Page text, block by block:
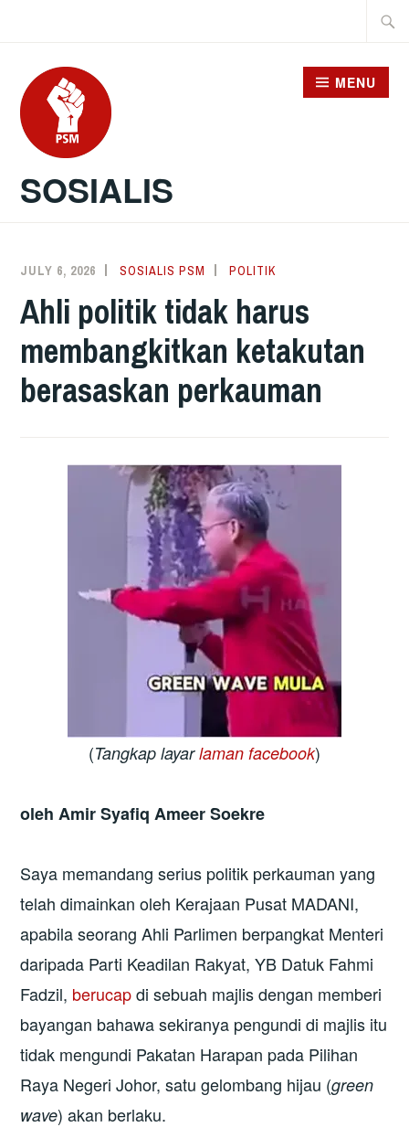
content
SOSIALIS
MENU
JULY 6, 2026 SOSIALIS PSM POLITIK
Ahli politik tidak harus
membangkitkan ketakutan
berasaskan perkauman
(Tangkap layarlaman facebook)
oleh Amir Syafiq Ameer Soekre
Saya memandang serius politik perkauman yang
telah dimainkan oleh Kerajaan Pusat MADANI,
apabila seorang Ahli Parlimen berpangkat Menteri
daripada Parti Keadilan Rakyat, YB Datuk Fahmi
Fadzil, berucapdi sebuah majlis dengan memberi
bayangan bahawa sekiranya pengundi di majlis itu
tidak mengundi Pakatan Harapan pada Pilihan
Raya Negeri Johor, satu gelombang hijau (green
wave) akan berlaku.